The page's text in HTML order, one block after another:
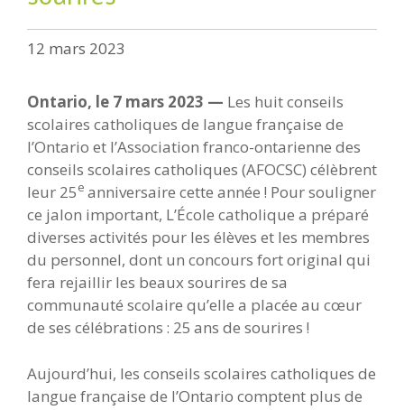
12 mars 2023
Ontario, le 7 mars 2023 — Les huit conseils
scolaires catholiques de langue française de
l’Ontario et l’Association franco-ontarienne des
conseils scolaires catholiques (AFOCSC) célèbrent
leur 25e anniversaire cette année ! Pour souligner
ce jalon important, L’École catholique a préparé
diverses activités pour les élèves et les membres
du personnel, dont un concours fort original qui
fera rejaillir les beaux sourires de sa
communauté scolaire qu’elle a placée au cœur
de ses célébrations : 25 ans de sourires !
Aujourd’hui, les conseils scolaires catholiques de
langue française de l’Ontario comptent plus de